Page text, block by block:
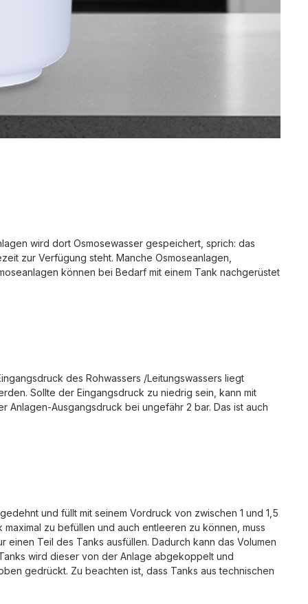
wird dort Osmosewasser gespeichert, sprich: das
zur Verfügung steht. Manche Osmoseanlagen,
können bei Bedarf mit einem Tank nachgerüstet
des Rohwassers /Leitungswassers liegt
Sollte der Eingangsdruck zu niedrig sein, kann mit
Anlagen-Ausgangsdruck bei ungefähr 2 bar. Das ist auch
und füllt mit seinem Vordruck von zwischen 1 und 1,5
zu befüllen und auch entleeren zu können, muss
Teil des Tanks ausfüllen. Dadurch kann das Volumen
wird dieser von der Anlage abgekoppelt und
gedrückt. Zu beachten ist, dass Tanks aus technischen